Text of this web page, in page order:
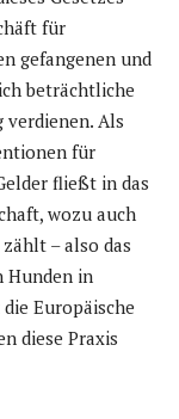
für
gefangenen und
beträchtliche
verdienen. Als
für
fließt in das
wozu auch
– also das
Hunden in
Europäische
diese Praxis